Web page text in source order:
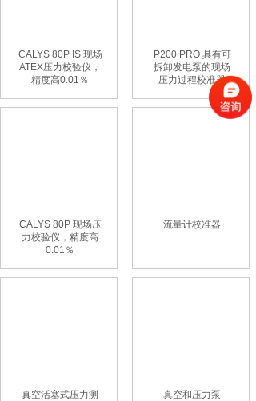
CALYS 80P IS 现场
ATEX压力校验仪，
精度高0.01％
P200 PRO 具有可
拆卸发电泵的现场
压力过程校准器
CALYS 80P 现场压
力校验仪，精度高
0.01％
流量计校准器
真空活塞式压力测
真空和压力泵